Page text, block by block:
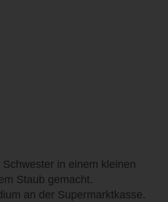
in einem kleinen
Staub gemacht.
an der Supermarktkasse.